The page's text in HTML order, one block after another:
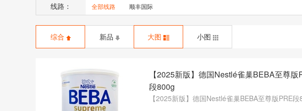
线路： 全部线路 顺丰国际
综合 新品 大图 小图
【2025新版】德国Nestlé雀巢BEBA至尊版
段800g
【2025新版】德国Nestlé雀巢BEBA至尊版PRE段